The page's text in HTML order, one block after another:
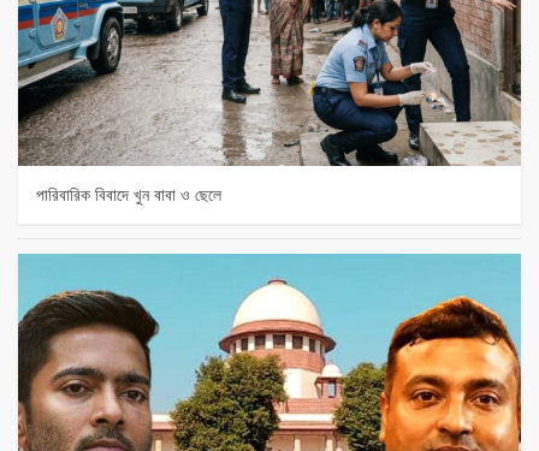
পারিবারিক বিবাদে খুন বাবা ও ছেলে